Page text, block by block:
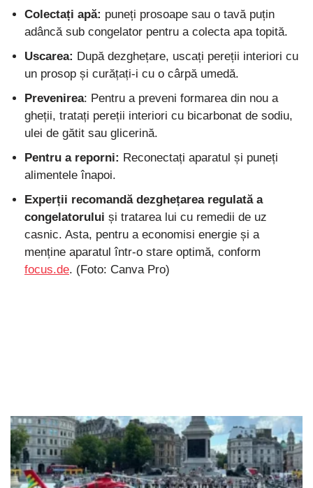
Colectați apă: puneți prosoape sau o tavă puțin
adâncă sub congelator pentru a colecta apa topită.
Uscarea: După dezghețare, uscați pereții interiori cu
un prosop și curățați-i cu o cârpă umedă.
Prevenirea: Pentru a preveni formarea din nou a
gheții, tratați pereții interiori cu bicarbonat de sodiu,
ulei de gătit sau glicerină.
Pentru a reporni: Reconectați aparatul și puneți
alimentele înapoi.
Experții recomandă dezghețarea regulată a
congelatorului și tratarea lui cu remedii de uz
casnic. Asta, pentru a economisi energie și a
menține aparatul într-o stare optimă, conform
focus.de. (Foto: Canva Pro)